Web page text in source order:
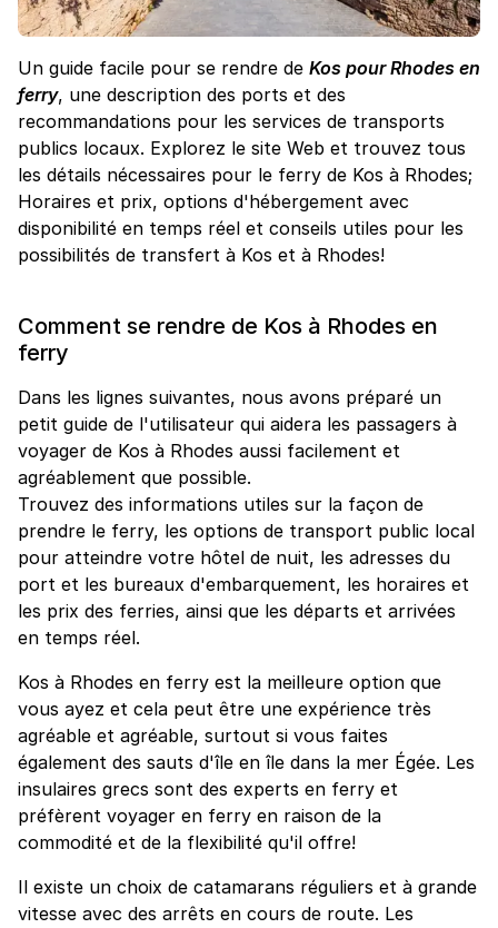
Un guide facile pour se rendre de Kos pour Rhodes en
ferry, une description des ports et des
recommandations pour les services de transports
publics locaux. Explorez le site Web et trouvez tous
les détails nécessaires pour le ferry de Kos à Rhodes;
Horaires et prix, options d'hébergement avec
disponibilité en temps réel et conseils utiles pour les
possibilités de transfert à Kos et à Rhodes!
Comment se rendre de Kos à Rhodes en
ferry
Dans les lignes suivantes, nous avons préparé un
petit guide de l'utilisateur qui aidera les passagers à
voyager de Kos à Rhodes aussi facilement et
agréablement que possible.
Trouvez des informations utiles sur la façon de
prendre le ferry, les options de transport public local
pour atteindre votre hôtel de nuit, les adresses du
port et les bureaux d'embarquement, les horaires et
les prix des ferries, ainsi que les départs et arrivées
en temps réel.
Kos à Rhodes en ferry est la meilleure option que
vous ayez et cela peut être une expérience très
agréable et agréable, surtout si vous faites
également des sauts d'île en île dans la mer Égée. Les
insulaires grecs sont des experts en ferry et
préfèrent voyager en ferry en raison de la
commodité et de la flexibilité qu'il offre!
Il existe un choix de catamarans réguliers et à grande
vitesse avec des arrêts en cours de route. Les